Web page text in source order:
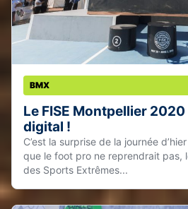
BMX
Le FISE Montpellier
digital !
C’est la surprise de la journée
que le foot pro ne reprendrait pas,
des Sports Extrêmes...